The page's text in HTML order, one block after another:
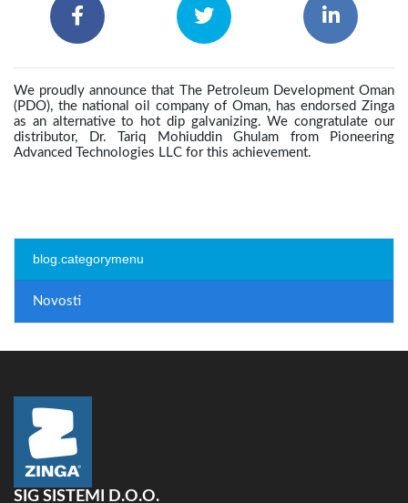
We proudly announce that The Petroleum Development Oman
(PDO), the national oil company of Oman, has endorsed Zinga
as an alternative to hot dip galvanizing. We congratulate our
distributor, Dr. Tariq Mohiuddin Ghulam from Pioneering
Advanced Technologies LLC for this achievement.
blog.categorymenu
Novosti
SIG SISTEMI D.O.O.